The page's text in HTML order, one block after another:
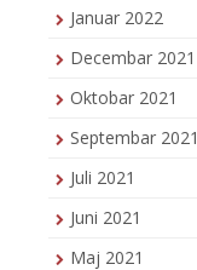
Januar 2022
Decembar 2021
Oktobar 2021
Septembar 2021
Juli 2021
Juni 2021
Maj 2021